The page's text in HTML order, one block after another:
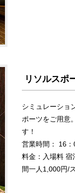
リソルスポ
シミュレーショ
ポーツをご用意
す！
営業時間： 16
料金：入場料
間一人1,000円/